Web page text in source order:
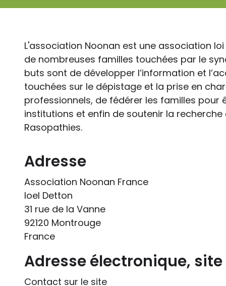
L'association Noonan est une association
de nombreuses familles touchées par le
buts sont de développer l’information et
touchées sur le dépistage et la prise en
professionnels, de fédérer les familles
institutions et enfin de soutenir la
Rasopathies.
Adresse
Association Noonan France
Ioel Detton
31 rue de la Vanne
92120 Montrouge
France
Adresse électronique, site
Contact sur le site